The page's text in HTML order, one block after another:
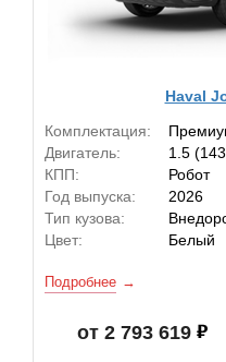
Haval
Комплектация:
Двигатель:
1.5
КПП:
Робот
Год выпуска:
2026
Тип кузова:
Цвет:
Белый
Подробнее
от 2 793 619